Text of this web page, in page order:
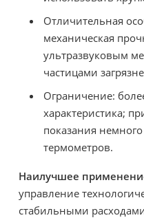
Отличительная
механическая
ультразвуковым
частицами
Ограничение:
характеристика;
показания
термометров.
Наилучшее
управление
стабильными